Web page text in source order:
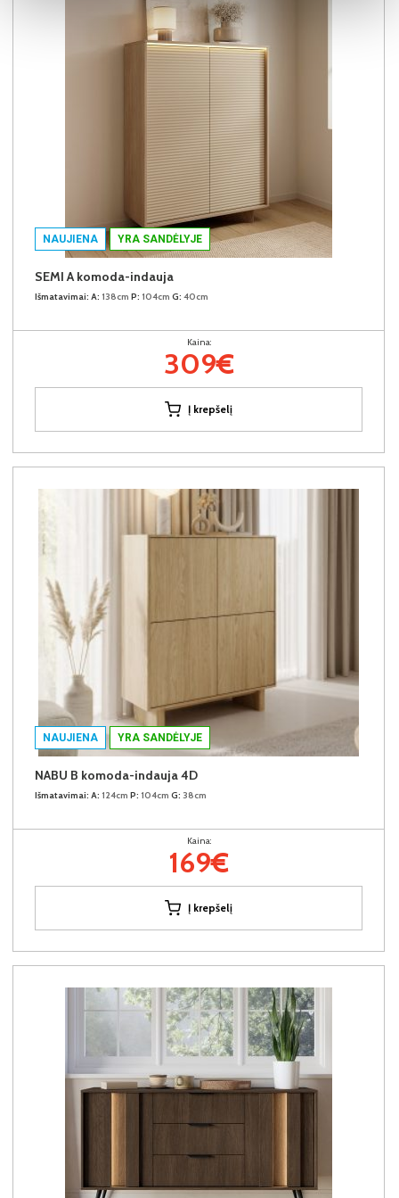
NAUJIENA YRA SANDĖLYJE
SEMI A komoda-indauja
Išmatavimai: A: 138cm P: 104cm G: 40cm
Kaina:
309€
Į krepšelį
NAUJIENA YRA SANDĖLYJE
NABU B komoda-indauja 4D
Išmatavimai: A: 124cm P: 104cm G: 38cm
Kaina:
169€
Į krepšelį